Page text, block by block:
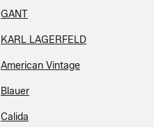
GANT
KARL LAGERFELD
American Vintage
Blauer
Calida